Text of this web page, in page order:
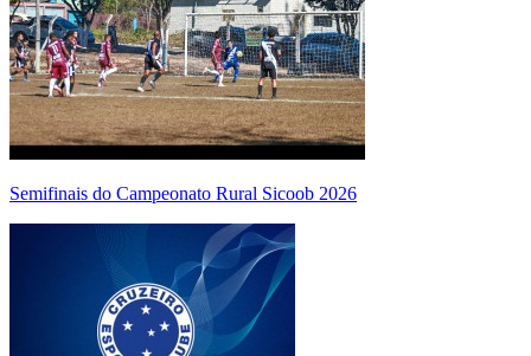
Semifinais do Campeonato Rural Sicoob 2026